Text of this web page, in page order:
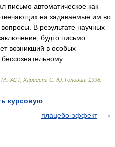
письмо автоматическое как
на задаваемые им во
В результате научных
будто письмо
возникший в особых
М.: АСТ, Харвест С. Ю. Головин 1998
курсовую
плацебо-эффект